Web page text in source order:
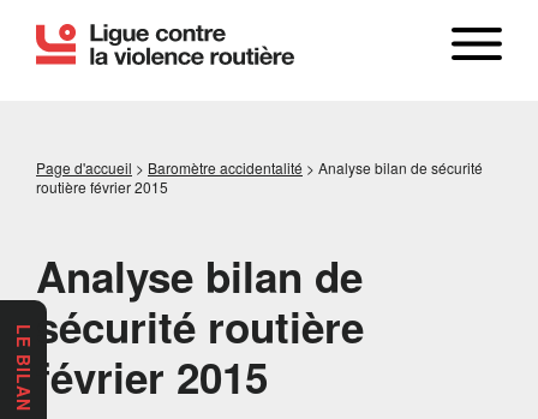
Page d'accueil > Baromètre accidentalité > Analyse bilan de sécurité
routière février 2015
Analyse bilan de
sécurité routière
février 2015
LE BILAN